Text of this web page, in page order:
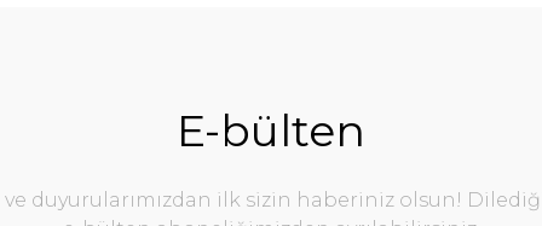
E-bülten
ve duyurularımızdan ilk sizin haberiniz olsun!